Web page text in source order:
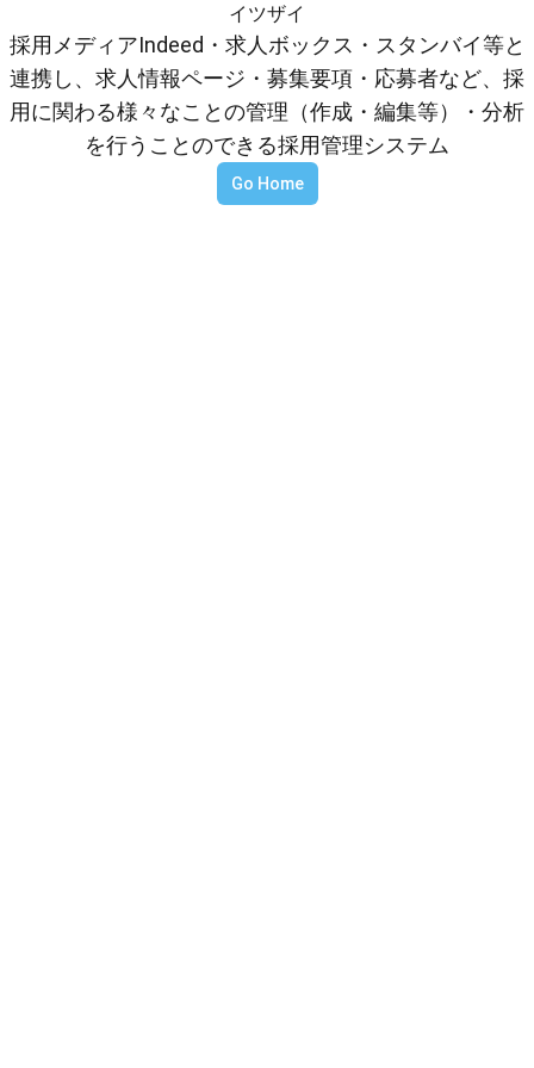
イツザイ
採用メディアIndeed・求人ボックス・スタンバイ等と
連携し、求人情報ページ・募集要項・応募者など、採
用に関わる様々なことの管理（作成・編集等）・分析
を行うことのできる採用管理システム
Go Home